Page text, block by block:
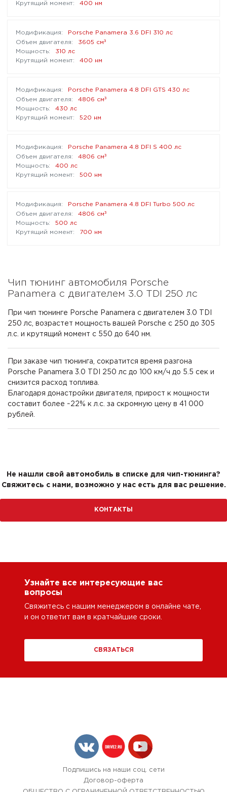
400 нм
Porsche Panamera 3.6 DFI 310 лс
3605 см³
310 лс
400 нм
Porsche Panamera 4.8 DFI GTS 430 лс
4806 см³
430 лс
520 нм
Porsche Panamera 4.8 DFI S 400 лс
4806 см³
400 лс
500 нм
Porsche Panamera 4.8 DFI Turbo 500 лс
4806 см³
500 лс
700 нм
Чип тюнинг автомобиля Porsche
Panamera с двигателем 3.0 TDI 250 лс
При чип тюнинге Porsche Panamera с двигателем 3.0 TDI
250 лс, возрастет мощность вашей Porsche с 250 до 305
л.с. и крутящий момент с 550 до 640 нм.
При заказе чип тюнинга, сократится время разгона
Porsche Panamera 3.0 TDI 250 лс до 100 км/ч до 5.5 сек и
снизится расход топлива.
Благодаря донастройки двигателя, прирост к мощности
составит более ~22% к л.с. за скромную цену в 41 000
рублей.
Не нашли свой автомобиль в списке для чип-тюнинга?
Свяжитесь с нами, возможно у нас есть для вас решение.
КОНТАКТЫ
Узнайте все интересующие вас
вопросы
Свяжитесь с нашим менеджером в онлайне чате,
и он ответит вам в кратчайшие сроки.
СВЯЗАТЬСЯ
Подпишись на наши соц. сети
Договор-оферта